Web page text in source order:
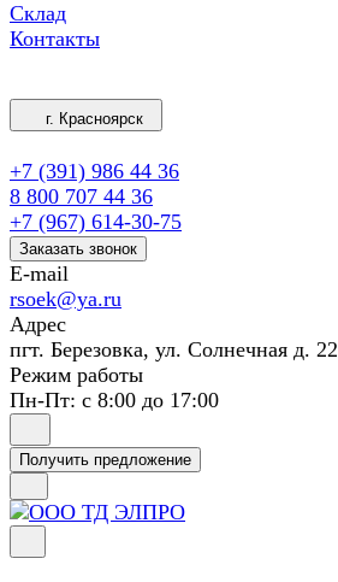
Склад
Контакты
г. Красноярск
+7 (391) 986 44 36
8 800 707 44 36
+7 (967) 614-30-75
Заказать звонок
E-mail
rsoek@ya.ru
Адрес
пгт. Березовка, ул. Солнечная д. 22
Режим работы
Пн-Пт: с 8:00 до 17:00
Получить предложение